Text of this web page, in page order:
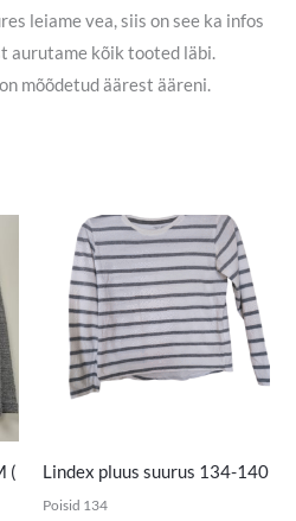
leiame vea, siis on see ka infos
aurutame kõik tooted läbi.
mõõdetud äärest ääreni.
(
Lindex pluus suurus 134-140
Poisid 134